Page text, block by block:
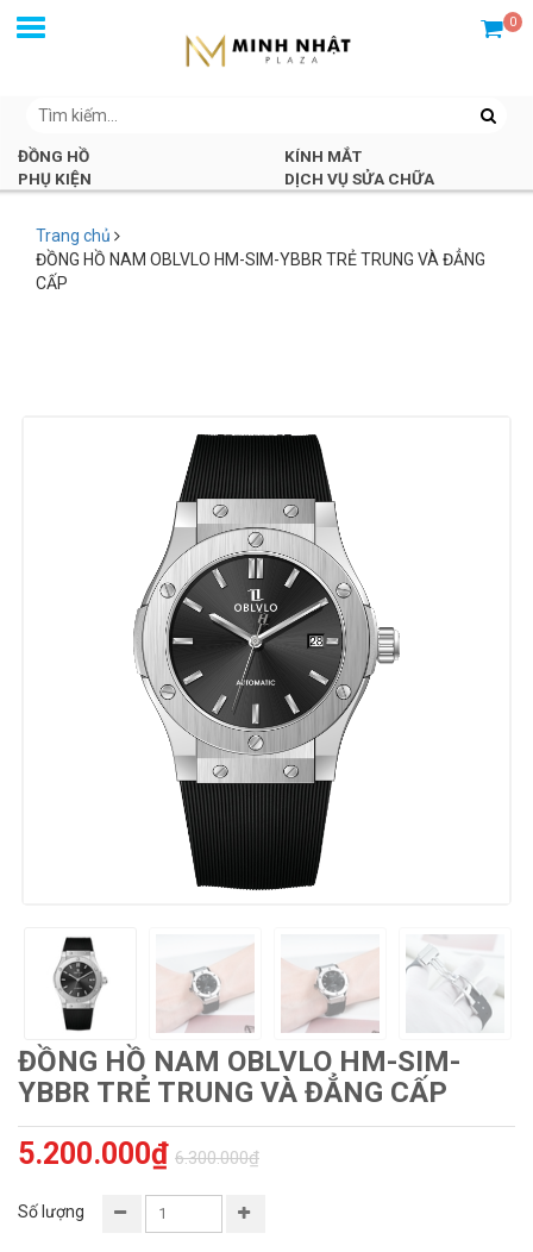
0
ĐỒNG HỒ
KÍNH MẮT
PHỤ KIỆN
DỊCH VỤ SỬA CHỮA
Trang chủ
ĐỒNG HỒ NAM OBLVLO HM-SIM-YBBR TRẺ TRUNG VÀ ĐẲNG
CẤP
ĐỒNG HỒ NAM OBLVLO HM-SIM-
YBBR TRẺ TRUNG VÀ ĐẲNG CẤP
5.200.000₫ 6.300.000₫
Số lượng